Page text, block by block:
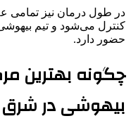
در طول درمان نیز تمامی
کنترل می‌شود و تیم بیهوشی
حضور دارد.
چگونه بهترین
بیهوشی در شرق